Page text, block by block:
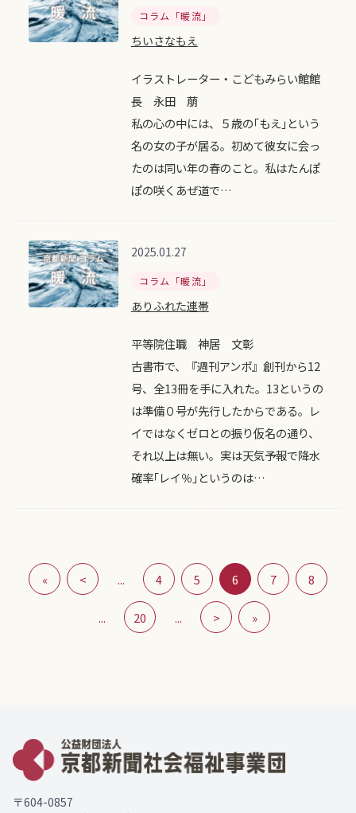
コラム「暖流」
ちいさなもえ
イラストレーター・こどもみらい館館
長 永田 萠
私の心の中には、５歳の｢もえ｣という
名の女の子が居る。初めて彼女に会っ
たのは同い年の春のこと。私はたんぽ
ぽの咲くあぜ道で…
2025.01.27
コラム「暖流」
ありふれた連帯
平等院住職 神居 文彰
古書市で、『週刊アンポ』創刊から12
号、全13冊を手に入れた。13というの
は準備０号が先行したからである。レ
イではなくゼロとの振り仮名の通り、
それ以上は無い。実は天気予報で降水
確率｢レイ％｣というのは…
« < ... 4 5 6 7 8
... 20 ... > »
〒604-0857